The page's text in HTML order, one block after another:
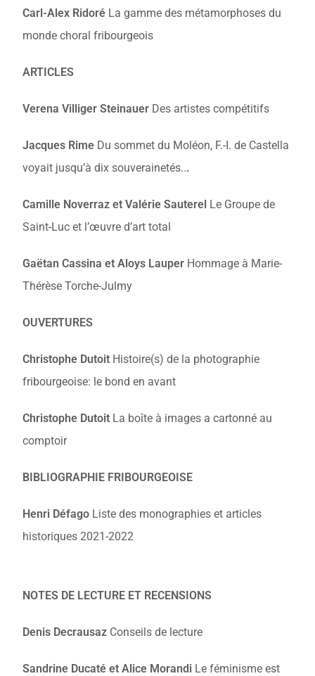
Carl-Alex Ridoré La gamme des métamorphoses du
monde choral fribourgeois
ARTICLES
Verena Villiger Steinauer Des artistes compétitifs
Jacques Rime Du sommet du Moléon, F.-I. de Castella
voyait jusqu’à dix souverainetés...
Camille Noverraz et Valérie Sauterel Le Groupe de
Saint-Luc et l’œuvre d’art total
Gaëtan Cassina et Aloys Lauper Hommage à Marie-
Thérèse Torche-Julmy
OUVERTURES
Christophe Dutoit Histoire(s) de la photographie
fribourgeoise: le bond en avant
Christophe Dutoit La boîte à images a cartonné au
comptoir
BIBLIOGRAPHIE FRIBOURGEOISE
Henri Défago Liste des monographies et articles
historiques 2021-2022
NOTES DE LECTURE ET RECENSIONS
Denis Decrausaz Conseils de lecture
Sandrine Ducaté et Alice Morandi Le féminisme est